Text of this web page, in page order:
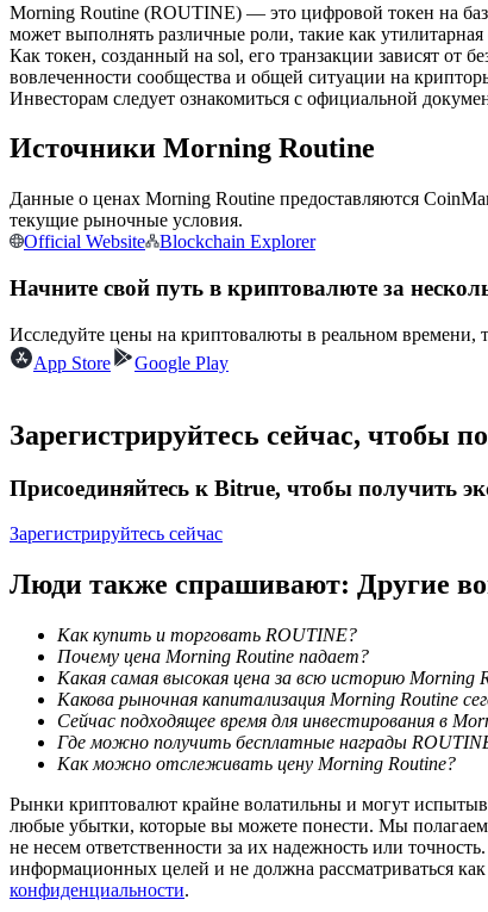
Копирование торговли
Присоединяйтесь к лучшим трейдерам
Станьте копи-трейдером
Информация
Анализ больших данных, включая торговую
Morning Routine (ROUTINE) — это цифровой токен на
может выполнять различные роли, такие как
Как токен, созданный на sol, его транзакции зависят от
вовлеченности сообщества и общей ситуации на
Инвесторам следует ознакомиться с официальной
Источники Morning Routine
Данные о ценах Morning Routine предоставляются
текущие рыночные условия.
Official Website
Blockchain Explorer
Начните свой путь в криптовалюте за
Исследуйте цены на криптовалюты в реальном
App Store
Google Play
Зарегистрируйтесь сейчас, чтобы
Присоединяйтесь к Bitrue, чтобы получить
Зарегистрируйтесь сейчас
Люди также спрашивают: Другие
Как купить и торговать ROUTINE?
Почему цена Morning Routine падает?
Какая самая высокая цена за всю историю Morning
Какова рыночная капитализация Morning Routine
Сейчас подходящее время для инвестирования в
Где можно получить бесплатные награды
Как можно отслеживать цену Morning Routine?
Рынки криптовалют крайне волатильны и могут
любые убытки, которые вы можете понести. Мы
не несем ответственности за их надежность или
информационных целей и не должна рассматриваться
конфиденциальности.